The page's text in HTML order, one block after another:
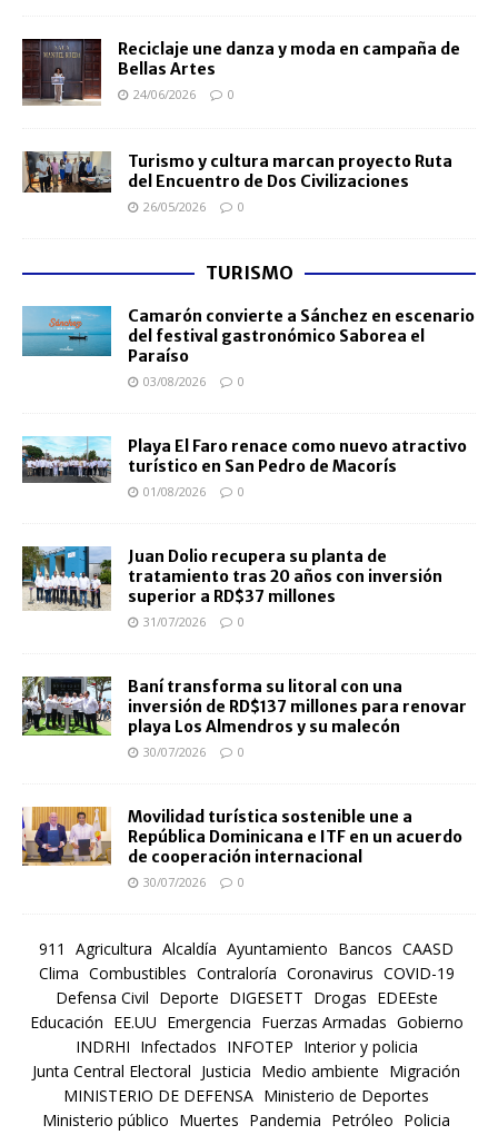
Reciclaje une danza y moda en campaña de
Bellas Artes
24/06/2026 0
Turismo y cultura marcan proyecto Ruta
del Encuentro de Dos Civilizaciones
26/05/2026 0
TURISMO
Camarón convierte a Sánchez en escenario
del festival gastronómico Saborea el
Paraíso
03/08/2026 0
Playa El Faro renace como nuevo atractivo
turístico en San Pedro de Macorís
01/08/2026 0
Juan Dolio recupera su planta de
tratamiento tras 20 años con inversión
superior a RD$37 millones
31/07/2026 0
Baní transforma su litoral con una
inversión de RD$137 millones para renovar
playa Los Almendros y su malecón
30/07/2026 0
Movilidad turística sostenible une a
República Dominicana e ITF en un acuerdo
de cooperación internacional
30/07/2026 0
911 Agricultura Alcaldía Ayuntamiento Bancos CAASD
Clima Combustibles Contraloría Coronavirus COVID-19
Defensa Civil Deporte DIGESETT Drogas EDEEste
Educación EE.UU Emergencia Fuerzas Armadas Gobierno
INDRHI Infectados INFOTEP Interior y policia
Junta Central Electoral Justicia Medio ambiente Migración
MINISTERIO DE DEFENSA Ministerio de Deportes
Ministerio público Muertes Pandemia Petróleo Policia